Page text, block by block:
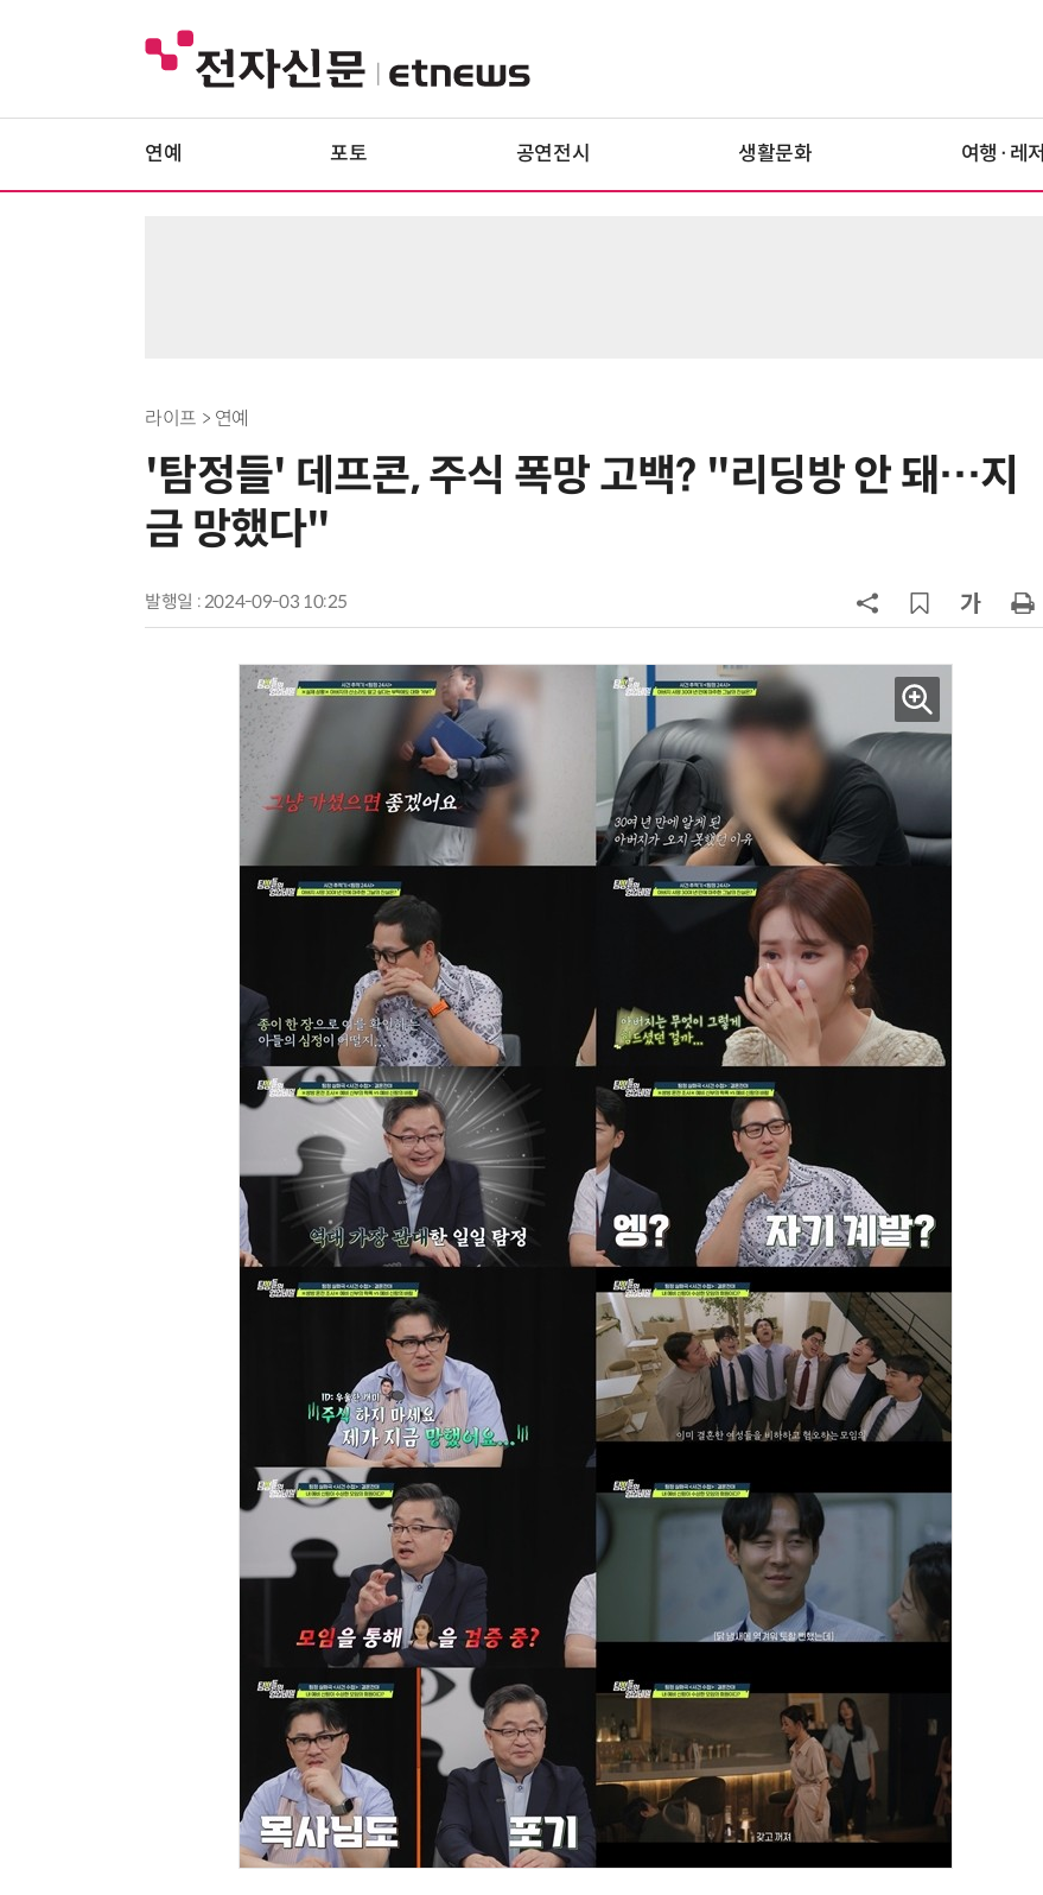
연예 포토 공연전시 생활문화 여행·레저
라이프 > 연예
'탐정들' 데프콘, 주식 폭망 고백? "리딩방 안 돼…지
금 망했다"
발행일 : 2024-09-03 10:25
양자컴퓨팅 비즈니스·기술 입문 1-Day 워크샵 - 큐비트·양자 알고리듬·Qiskit 실습으로 이해하는 차세대